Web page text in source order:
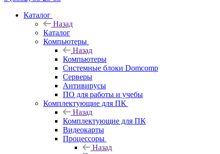
Каталог
Назад
Каталог
Компьютеры
Назад
Компьютеры
Системные блоки Domcomp
Серверы
Антивирусы
ПО для работы и учебы
Комплектующие для ПК
Назад
Комплектующие для ПК
Видеокарты
Процессоры
Назад